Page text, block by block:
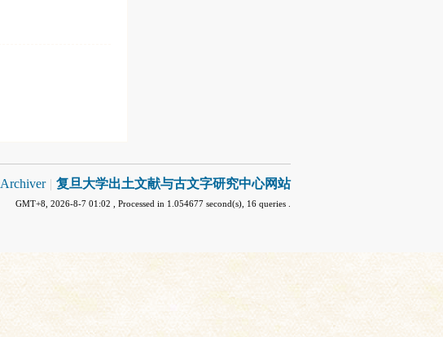
Archiver | 复旦大学出土文献与古文字研究中心网站
GMT+8, 2026-8-7 01:02 , Processed in 1.054677 second(s), 16 queries .